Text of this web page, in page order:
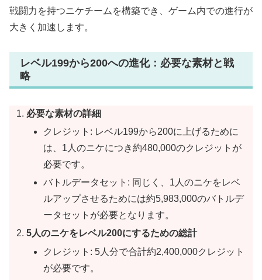
戦闘力を持つニケチームを構築でき、ゲーム内での進行が
大きく加速します。
レベル199から200への進化：必要な素材と戦
略
必要な素材の詳細
クレジット: レベル199から200に上げるために
は、1人のニケにつき約480,000のクレジットが
必要です。
バトルデータセット: 同じく、1人のニケをレベ
ルアップさせるためには約5,983,000のバトルデ
ータセットが必要となります。
5人のニケをレベル200にするための総計
クレジット: 5人分で合計約2,400,000クレジット
が必要です。